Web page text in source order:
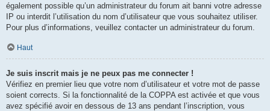
également possible qu’un administrateur du forum ait banni votre adresse
IP ou interdit l’utilisation du nom d’utilisateur que vous souhaitez utiliser.
Pour plus d’informations, veuillez contacter un administrateur du forum.
Haut
Je suis inscrit mais je ne peux pas me connecter !
Vérifiez en premier lieu que votre nom d’utilisateur et votre mot de passe
soient corrects. Si la fonctionnalité de la COPPA est activée et que vous
avez spécifié avoir en dessous de 13 ans pendant l’inscription, vous